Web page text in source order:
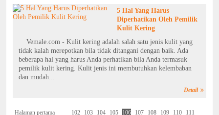
5 Hal Yang Harus
Diperhatikan Oleh Pemilik
Kulit Kering
Vemale.com - Kulit kering adalah salah satu jenis kulit yang
tidak kalah merepotkan bila tidak ditangani dengan baik. Ada
beberapa hal yang harus Anda perhatikan bila Anda termasuk
pemilik kulit kering. Kulit jenis ini membutuhkan kelembaban
dan mudah...
Detail
Halaman pertama 102 103 104 105 106 107 108 109 110 111